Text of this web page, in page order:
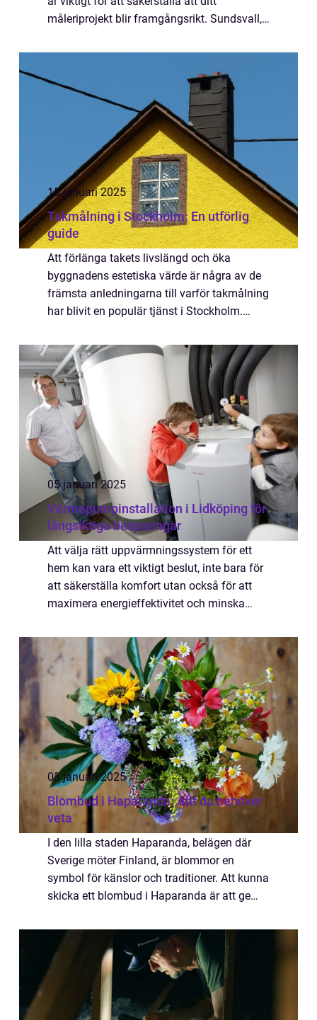
måleriprojekt blir framgångsrikt. Sundsvall,
15 januari 2025
Takmålning i Stockholm: En utförlig
guide
Att förlänga takets livslängd och öka
byggnadens estetiska värde är några av de
främsta anledningarna till varför takmålning
har blivit en populär tjänst i Stockholm.
05 januari 2025
Värmepumpinstallation i Lidköping för
långsiktiga besparingar
Att välja rätt uppvärmningssystem för ett
hem kan vara ett viktigt beslut, inte bara för
att säkerställa komfort utan också för att
maximera energieffektivitet och minska
03 januari 2025
Blombud i Haparanda: Allt du behöver
veta
I den lilla staden Haparanda, belägen där
Sverige möter Finland, är blommor en
symbol för känslor och traditioner. Att kunna
skicka ett blombud i Haparanda är att ge